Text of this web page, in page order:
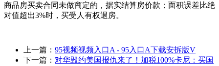
商品房买卖合同未做商定的，据实结算房价款；面积误差比绝
对值超出3%时，买受人有权退房。
上一篇： 95视频视频入口A - 95入口A下载安拆版V
下一篇： 对华毁约美国报仇来了！加税100%卡尼：买国